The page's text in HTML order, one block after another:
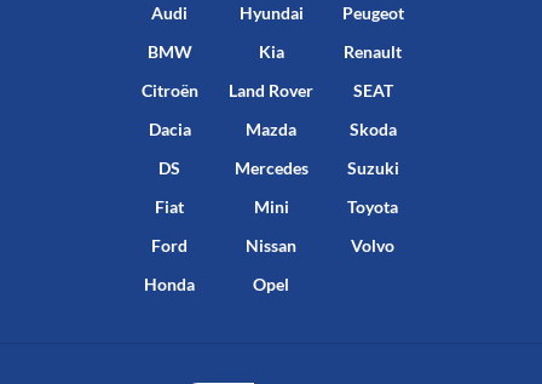
Audi
BMW
Citroën
Dacia
DS
Fiat
Ford
Honda
Hyundai
Kia
Land Rover
Mazda
Mercedes
Mini
Nissan
Opel
Peugeot
Renault
SEAT
Skoda
Suzuki
Toyota
Volvo